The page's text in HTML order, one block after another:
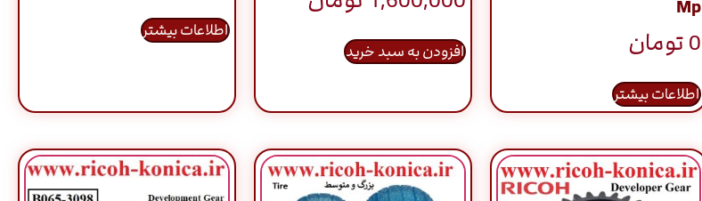
Mp
0تومان
اطلاعات بیشتر
افزودن به سبد خرید
اطلاعات بیشتر